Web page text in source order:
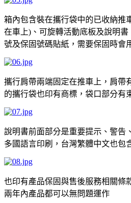
箱內包含裝在攜行袋中的已收納推
在車上) 、可旋轉活動底板及說明
號及保固號碼貼紙，需要保固時會
攜行肩帶兩端固定在推車上，肩帶
的攜行袋也印有商標，袋口部分有
說明書前面部分是重要提示、警告
多國語言印刷，台灣繁體中文也包
也印有產品保固與售後服務相關條
兩年內產品都可以無問題運作